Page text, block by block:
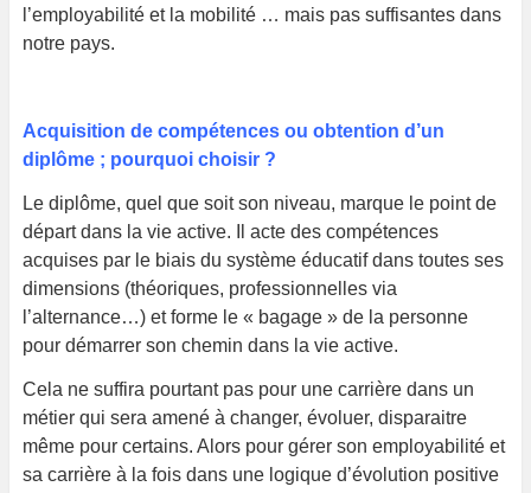
l’employabilité et la mobilité … mais pas suffisantes dans
notre pays.
Acquisition de compétences ou obtention d’un
diplôme ; pourquoi choisir ?
Le diplôme, quel que soit son niveau, marque le point de
départ dans la vie active. Il acte des compétences
acquises par le biais du système éducatif dans toutes ses
dimensions (théoriques, professionnelles via
l’alternance…) et forme le « bagage » de la personne
pour démarrer son chemin dans la vie active.
Cela ne suffira pourtant pas pour une carrière dans un
métier qui sera amené à changer, évoluer, disparaitre
même pour certains. Alors pour gérer son employabilité et
sa carrière à la fois dans une logique d’évolution positive